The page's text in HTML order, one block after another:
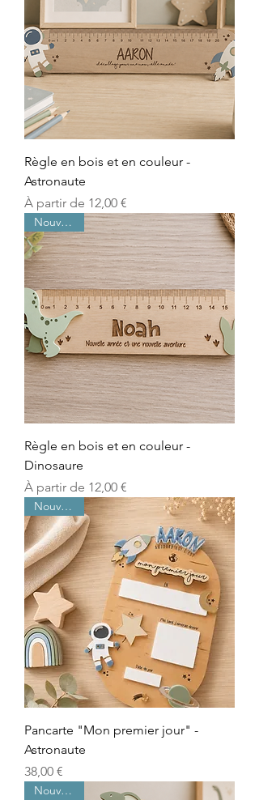
Règle en bois et en couleur -
Astronaute
À partir de 12,00 €
Prix promotionnel
Nouveauté
Règle en bois et en couleur -
Dinosaure
À partir de 12,00 €
Prix promotionnel
Nouveauté
Pancarte "Mon premier jour" -
Astronaute
Prix
38,00 €
Nouveauté